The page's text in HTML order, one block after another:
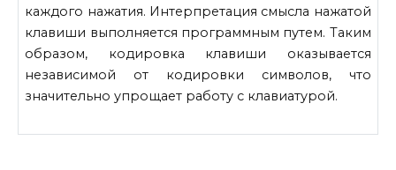
каждого нажатия. Интерпретация смысла нажатой
клавиши выполняется программным путем. Таким
образом, кодировка клавиши оказывается
независимой от кодировки символов, что
значительно упрощает работу с клавиатурой.